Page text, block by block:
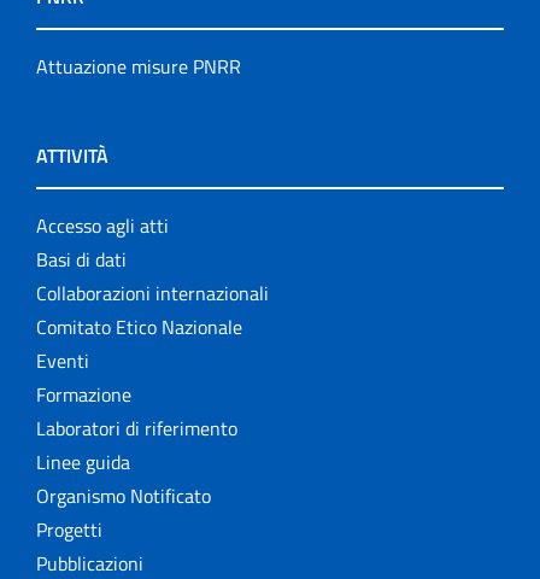
Attuazione misure PNRR
ATTIVITÀ
Accesso agli atti
Basi di dati
Collaborazioni internazionali
Comitato Etico Nazionale
Eventi
Formazione
Laboratori di riferimento
Linee guida
Organismo Notificato
Progetti
Pubblicazioni